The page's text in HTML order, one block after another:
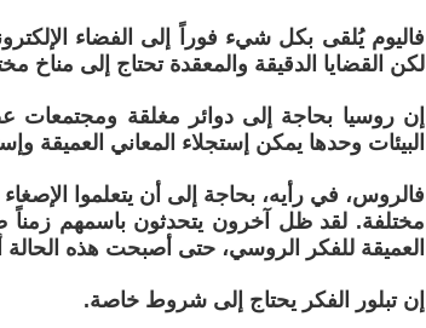
فاليوم يُلقى بكل شيء فوراً إلى الفضاء
لكن القضايا الدقيقة والمعقدة تحتاج إلى مناخ
إن روسيا بحاجة إلى دوائر مغلقة ومجتمعات
البيئات وحدها يمكن إستجلاء المعاني العميقة
فالروس، في رأيه، بحاجة إلى أن يتعلموا
مختلفة. لقد ظل آخرون يتحدثون باسمهم زمناً
العميقة للفكر الروسي، حتى أصبحت هذه الحالة
إن تبلور الفكر يحتاج إلى شروط خاصة.